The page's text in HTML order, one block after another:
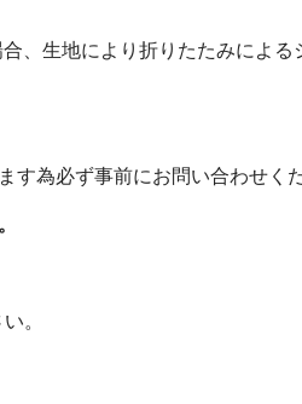
生地により折りたたみによ
為必ず事前にお問い合わせくだ
。